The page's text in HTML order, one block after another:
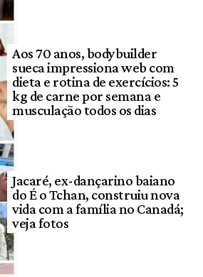
Aos 70 anos, bodybuilder
sueca impressiona web com
dieta e rotina de exercícios: 5
kg de carne por semana e
musculação todos os dias
Jacaré, ex-dançarino baiano
do É o Tchan, construiu nova
vida com a família no Canadá;
veja fotos